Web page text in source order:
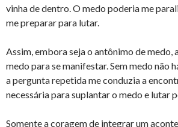
vinha de dentro. O medo poderia me
me preparar para lutar.
Assim, embora seja o antônimo de medo,
medo para se manifestar. Sem medo não
a pergunta repetida me conduzia a
necessária para suplantar o medo e lutar
Somente a coragem de integrar um